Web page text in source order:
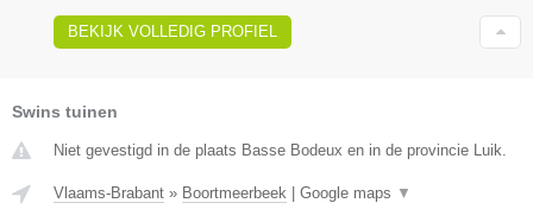
BEKIJK VOLLEDIG PROFIEL
Swins tuinen
Niet gevestigd in de plaats Basse Bodeux en in de provincie Luik.
Vlaams-Brabant » Boortmeerbeek Google maps ▼